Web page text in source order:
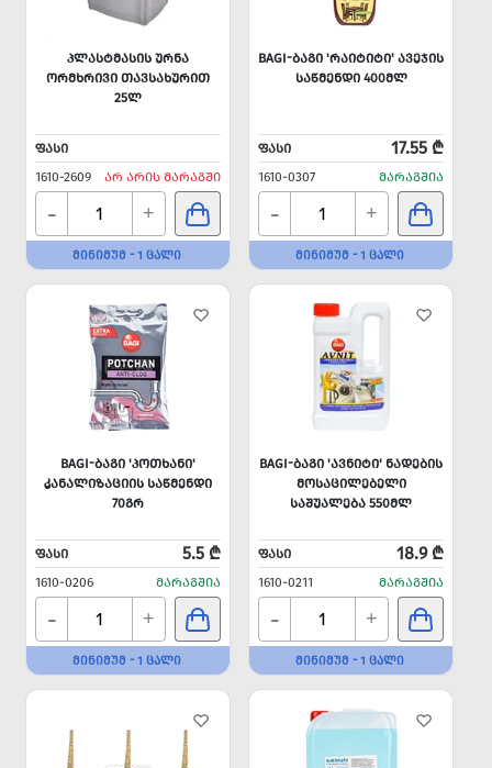
ᲞᲚᲐᲡᲢᲛᲐᲡᲘᲡ ᲣᲠᲜᲐ
ᲝᲠᲛᲮᲠᲘᲕᲘ ᲗᲐᲕᲡᲐᲮᲣᲠᲘᲗ
25Ლ
ᲤᲐᲡᲘ
1610-2609
ᲐᲠ ᲐᲠᲘᲡ ᲛᲐᲠᲐᲒᲨᲘ
- +
ᲛᲘᲜᲘᲛᲣᲛ - 1 ᲪᲐᲚᲘ
BAGI-ᲑᲐᲒᲘ 'ᲠᲐᲘᲢᲘᲢᲘ' ᲐᲕᲔᲯᲘᲡ
ᲡᲐᲬᲛᲔᲜᲓᲘ 400ᲛᲚ
ᲤᲐᲡᲘ 17.55 ₾
1610-0307 ᲛᲐᲠᲐᲒᲨᲘᲐ
- +
ᲛᲘᲜᲘᲛᲣᲛ - 1 ᲪᲐᲚᲘ
BAGI-ᲑᲐᲒᲘ 'ᲞᲝᲗᲮᲐᲜᲘ'
ᲙᲐᲜᲐᲚᲘᲖᲐᲪᲘᲘᲡ ᲡᲐᲬᲛᲔᲜᲓᲘ
70ᲒᲠ
ᲤᲐᲡᲘ 5.5 ₾
1610-0206 ᲛᲐᲠᲐᲒᲨᲘᲐ
- +
ᲛᲘᲜᲘᲛᲣᲛ - 1 ᲪᲐᲚᲘ
BAGI-ᲑᲐᲒᲘ 'ᲐᲕᲜᲘᲢᲘ' ᲜᲐᲓᲔᲑᲘᲡ
ᲛᲝᲡᲐᲪᲘᲚᲔᲑᲔᲚᲘ
ᲡᲐᲨᲣᲐᲚᲔᲑᲐ 550ᲛᲚ
ᲤᲐᲡᲘ 18.9 ₾
1610-0211 ᲛᲐᲠᲐᲒᲨᲘᲐ
- +
ᲛᲘᲜᲘᲛᲣᲛ - 1 ᲪᲐᲚᲘ